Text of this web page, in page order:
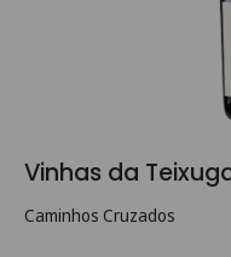
Vinhas da
Caminhos Cruzados